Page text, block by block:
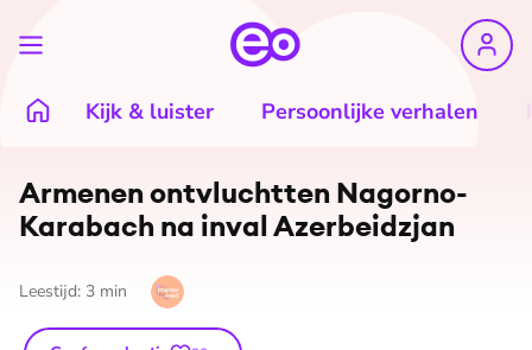
Kijk & luister Persoonlijke verhalen
Armenen ontvluchtten Nagorno-
Karabach na inval Azerbeidzjan
Leestijd: 3 min